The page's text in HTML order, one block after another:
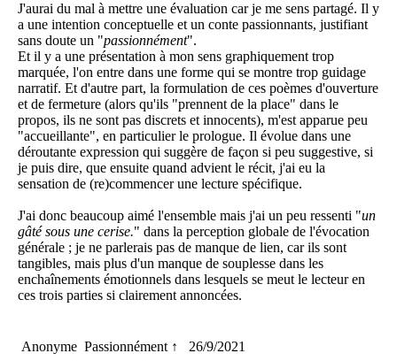
J'aurai du mal à mettre une évaluation car je me sens partagé. Il y
a une intention conceptuelle et un conte passionnants, justifiant
sans doute un "passionnément".
Et il y a une présentation à mon sens graphiquement trop
marquée, l'on entre dans une forme qui se montre trop guidage
narratif. Et d'autre part, la formulation de ces poèmes d'ouverture
et de fermeture (alors qu'ils "prennent de la place" dans le
propos, ils ne sont pas discrets et innocents), m'est apparue peu
"accueillante", en particulier le prologue. Il évolue dans une
déroutante expression qui suggère de façon si peu suggestive, si
je puis dire, que ensuite quand advient le récit, j'ai eu la
sensation de (re)commencer une lecture spécifique.
J'ai donc beaucoup aimé l'ensemble mais j'ai un peu ressenti "un
gâté sous une cerise." dans la perception globale de l'évocation
générale ; je ne parlerais pas de manque de lien, car ils sont
tangibles, mais plus d'un manque de souplesse dans les
enchaînements émotionnels dans lesquels se meut le lecteur en
ces trois parties si clairement annoncées.
Anonyme Passionnément ↑
26/9/2021